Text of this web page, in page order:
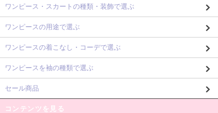
ワンピース・スカートの種類・装飾で選ぶ
ワンピースの用途で選ぶ
ワンピースの着こなし・コーデで選ぶ
ワンピースを袖の種類で選ぶ
セール商品
コンテンツを見る